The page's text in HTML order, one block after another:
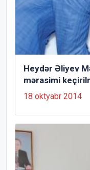
Heydər Əliyev
mərasimi
18 oktyabr 2014